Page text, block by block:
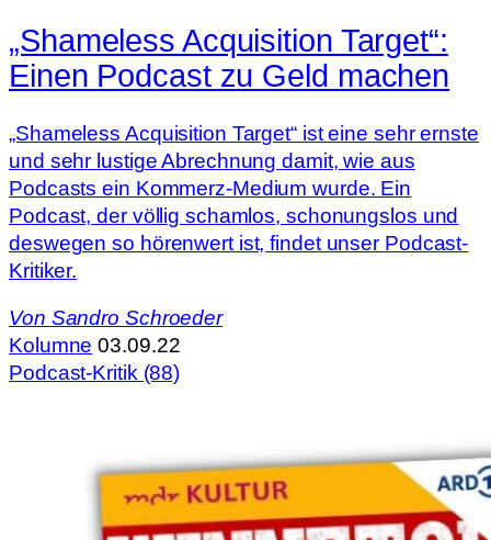
„Shameless Acquisition Target“:
Einen Podcast zu Geld machen
„Shameless Acquisition Target“ ist eine sehr ernste
und sehr lustige Abrechnung damit, wie aus
Podcasts ein Kommerz-Medium wurde. Ein
Podcast, der völlig schamlos, schonungslos und
deswegen so hörenwert ist, findet unser Podcast-
Kritiker.
Von Sandro Schroeder
Kolumne 03.09.22
Podcast-Kritik (88)